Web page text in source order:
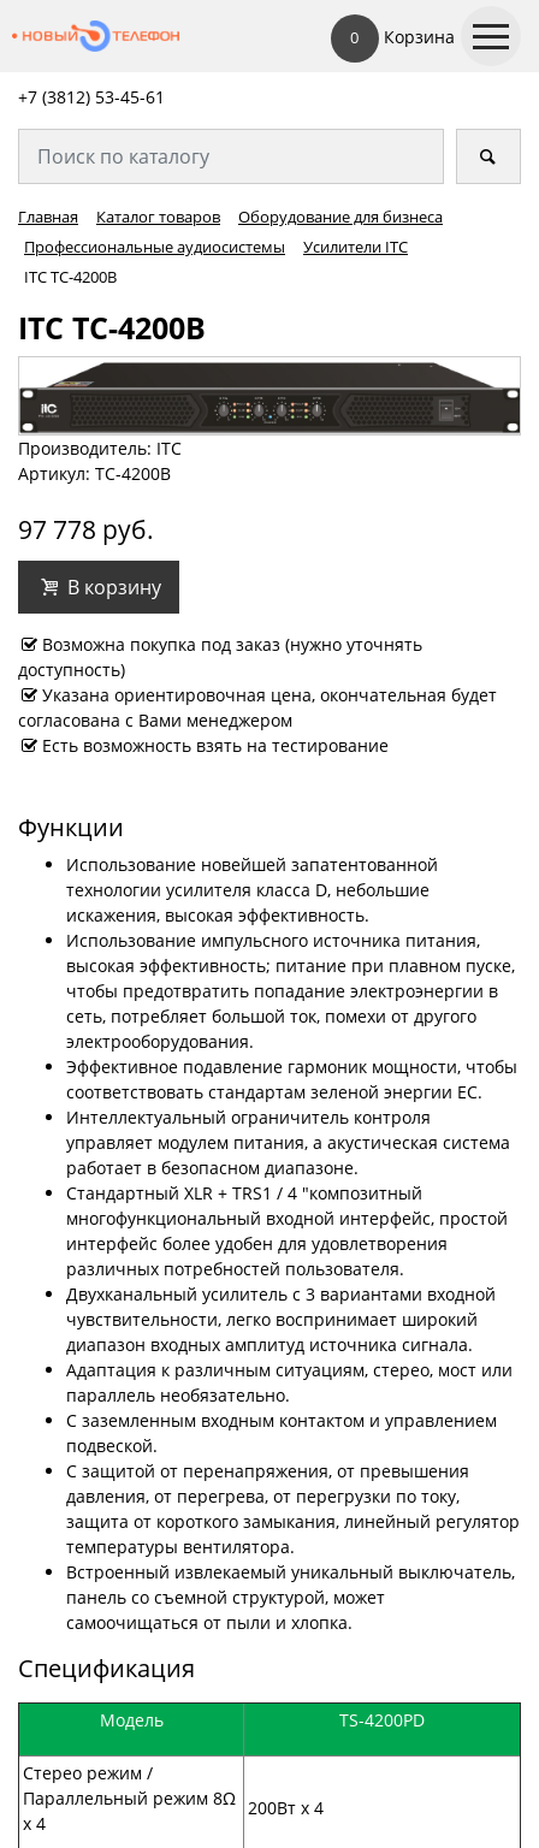
0 Корзина
+7 (3812) 53-45-61
Главная Каталог товаров
Оборудование для бизнеса
Профессиональные аудиосистемы
Усилители ITC
ITC TC-4200B
ITC TC-4200B
Производитель: ITC
Артикул: TC-4200B
97 778 руб.
В корзину
Возможна покупка под заказ (нужно уточнять
доступность)
Указана ориентировочная цена, окончательная будет
согласована с Вами менеджером
Есть возможность взять на тестирование
Функции
Использование новейшей запатентованной
технологии усилителя класса D, небольшие
искажения, высокая эффективность.
Использование импульсного источника питания,
высокая эффективность; питание при плавном пуске,
чтобы предотвратить попадание электроэнергии в
сеть, потребляет большой ток, помехи от другого
электрооборудования.
Эффективное подавление гармоник мощности, чтобы
соответствовать стандартам зеленой энергии ЕС.
Интеллектуальный ограничитель контроля
управляет модулем питания, а акустическая система
работает в безопасном диапазоне.
Стандартный XLR + TRS1 / 4 "композитный
многофункциональный входной интерфейс, простой
интерфейс более удобен для удовлетворения
различных потребностей пользователя.
Двухканальный усилитель с 3 вариантами входной
чувствительности, легко воспринимает широкий
диапазон входных амплитуд источника сигнала.
Адаптация к различным ситуациям, стерео, мост или
параллель необязательно.
С заземленным входным контактом и управлением
подвеской.
С защитой от перенапряжения, от превышения
давления, от перегрева, от перегрузки по току,
защита от короткого замыкания, линейный регулятор
температуры вентилятора.
Встроенный извлекаемый уникальный выключатель,
панель со съемной структурой, может
самоочищаться от пыли и хлопка.
Спецификация
Модель TS-4200PD
Стерео режим /
Параллельный режим 8Ω
х 4
200Вт х 4